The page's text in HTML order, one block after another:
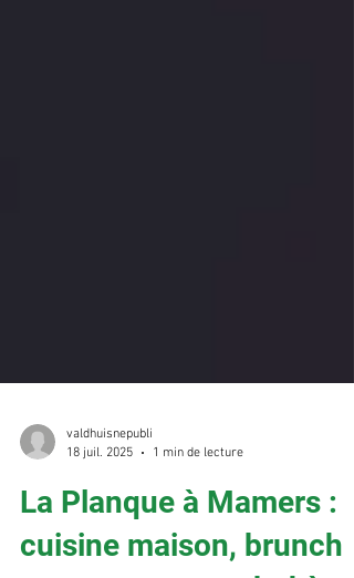
valdhuisnepubli
18 juil. 2025
1 min de lecture
La Planque à Mamers :